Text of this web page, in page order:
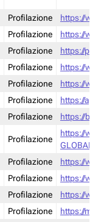
Profilazione
https://
Profilazione
https://
Profilazione
https://
Profilazione
https://
Profilazione
https://
Profilazione
https://
Profilazione https://
Profilazione
https://
GLOBAL-
Profilazione
https://
Profilazione
https://
Profilazione
https://
Profilazione
https://